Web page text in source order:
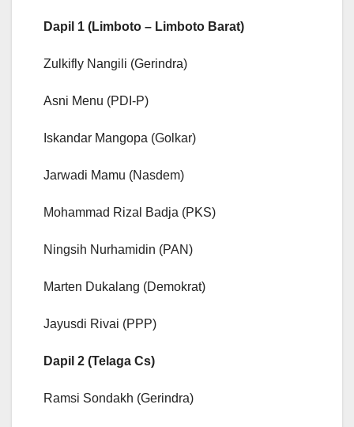
Dapil 1 (Limboto – Limboto Barat)
Zulkifly Nangili (Gerindra)
Asni Menu (PDI-P)
Iskandar Mangopa (Golkar)
Jarwadi Mamu (Nasdem)
Mohammad Rizal Badja (PKS)
Ningsih Nurhamidin (PAN)
Marten Dukalang (Demokrat)
Jayusdi Rivai (PPP)
Dapil 2 (Telaga Cs)
Ramsi Sondakh (Gerindra)